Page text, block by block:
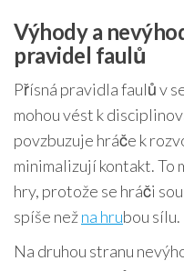
Výhody a
pravidel faulů
Přísná pravidla faulů v
mohou vést k
povzbuzuje hráče k
minimalizují kontakt. To
hry, protože se hráči
spíše nežna hrubou sílu.
Na druhou stranu